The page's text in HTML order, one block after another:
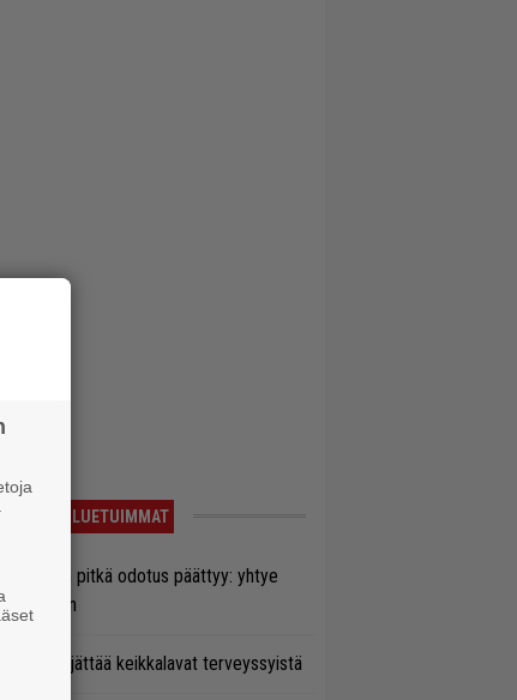
LUETUIMMAT
fanien pitkä odotus päättyy: yhtye
Hughes jättää keikkalavat terveyssyistä